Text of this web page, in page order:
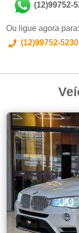
(12)99752-
Ou ligue agora para:
(12)99752-5230